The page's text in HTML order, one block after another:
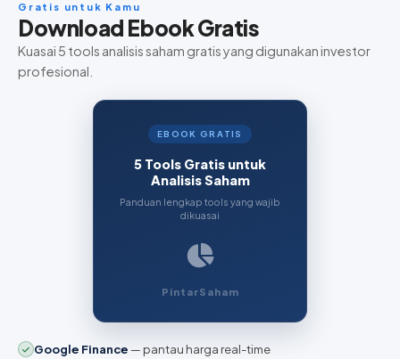
Gratis untuk Kamu
Download Ebook Gratis
Kuasai 5 tools analisis saham gratis yang digunakan investor
profesional.
EBOOK GRATIS
5 Tools Gratis untuk
Analisis Saham
Panduan lengkap tools yang wajib
dikuasai
PintarSaham
Google Finance — pantau harga real-time